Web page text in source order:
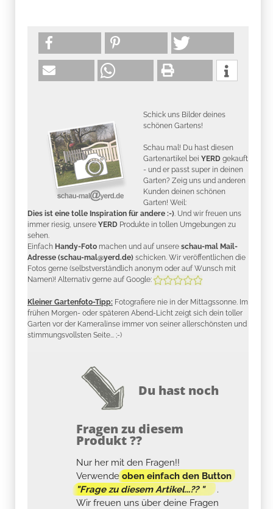
Schick uns Bilder deines
schönen Gartens!
Schau mal! Du hast diesen
Gartenartikel bei YERD gekauft
- und er passt super in deinen
Garten? Zeig uns und anderen
Kunden deinen schönen
Garten! Weil:
Dies ist eine tolle Inspiration für andere :-) . Und wir freuen uns
immer riesig, unsere YERD Produkte in tollen Umgebungen zu
sehen.
Einfach Handy-Foto machen und auf unsere schau-mal Mail-
Adresse (schau-mal@yerd.de) schicken. Wir veröffentlichen die
Fotos gerne (selbstverständlich anonym oder auf Wunsch mit
Namen)! Alternativ gerne auf Google:
Kleiner Gartenfoto-Tipp: Fotografiere nie in der Mittagssonne. Im
frühen Morgen- oder späteren Abend-Licht zeigt sich dein toller
Garten vor der Kameralinse immer von seiner allerschönsten und
stimmungsvollsten Seite... ;-)
Du hast noch
Fragen zu diesem
Produkt ??
Nur her mit den Fragen!!
Verwendeoben einfach den Button
"Frage zu diesem Artikel...?? "
.
Wir freuen uns über deine Fragen